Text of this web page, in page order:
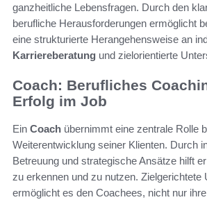
ganzheitliche Lebensfragen. Durch den
berufliche Herausforderungen ermöglicht
eine strukturierte Herangehensweise an
Karriereberatung und zielorientierte
Coach: Berufliches
Erfolg im Job
Ein Coach übernimmt eine zentrale Rolle
Weiterentwicklung seiner Klienten. Durch
Betreuung und strategische Ansätze hilft
zu erkennen und zu nutzen. Zielgerichtete
ermöglicht es den Coachees, nicht nur